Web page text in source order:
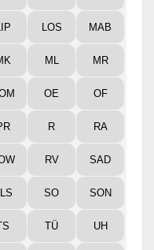
LIP LOS MAB
ML MR
OE OF
R RA
RV SAD
SO SON
TÜ UH